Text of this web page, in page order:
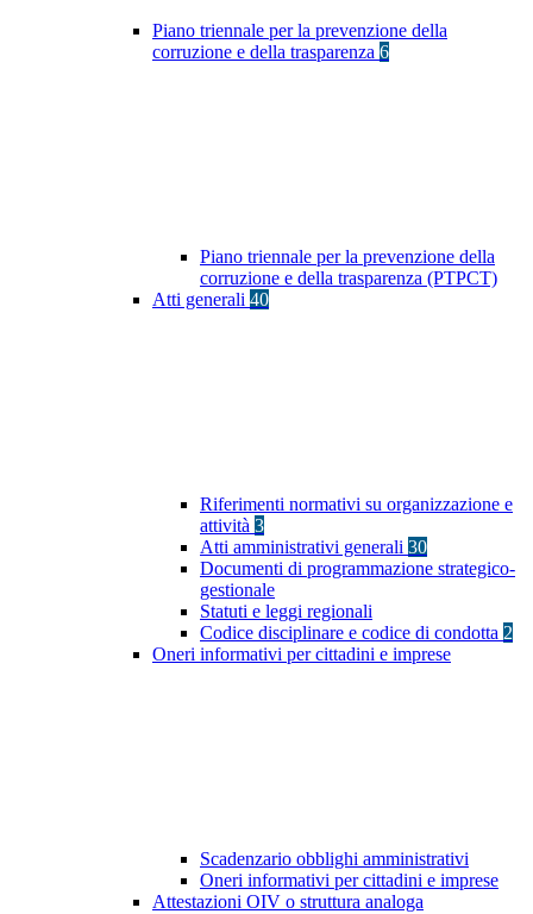
Piano triennale per la prevenzione della
corruzione e della trasparenza 6
Piano triennale per la prevenzione della
corruzione e della trasparenza (PTPCT)
Atti generali 40
Riferimenti normativi su organizzazione e
attività 3
Atti amministrativi generali 30
Documenti di programmazione strategico-
gestionale
Statuti e leggi regionali
Codice disciplinare e codice di condotta 2
Oneri informativi per cittadini e imprese
Scadenzario obblighi amministrativi
Oneri informativi per cittadini e imprese
Attestazioni OIV o struttura analoga